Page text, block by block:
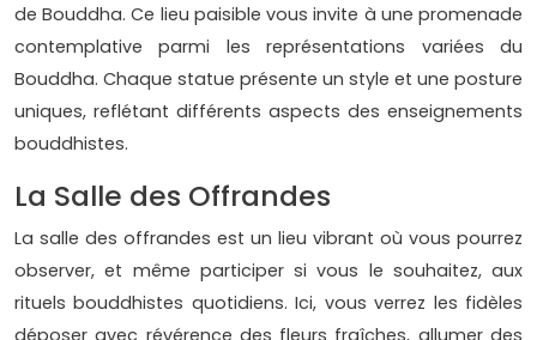
de Bouddha. Ce lieu paisible vous invite à une promenade
contemplative parmi les représentations variées du
Bouddha. Chaque statue présente un style et une posture
uniques, reflétant différents aspects des enseignements
bouddhistes.
La Salle des Offrandes
La salle des offrandes est un lieu vibrant où vous pourrez
observer, et même participer si vous le souhaitez, aux
rituels bouddhistes quotidiens. Ici, vous verrez les fidèles
déposer avec révérence des fleurs fraîches, allumer des